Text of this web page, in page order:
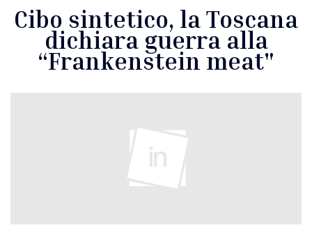
Cibo sintetico, la Toscana
dichiara guerra alla
“Frankenstein meat"